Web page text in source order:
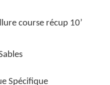
course récup 10’
Spécifique